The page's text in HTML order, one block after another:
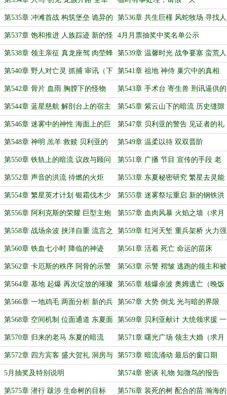
冲锋
第535章 冲滩首战 构筑堡垒 诡异的
巨树丛林
第536章 共生巨槿 风蛇牧场 寻找人
族文明
第537章 饱和推进 人族踪迹 新的怪
物
4月月票抽奖中奖名单公示
第538章 领主亲征 真龙座驾 肉茔蜂
巢与钩蠓怪
第539章 温馨时光 战争要塞 蛮荒人
族的怒吼
第540章 野人对亡灵 抓捕 审讯（下
一章13点）
第541章 祖地 神侍 巢穴中的真相
（二更7K求月票）
第542章 骨片 血雨 胸膛下的怪物
（提前发，有点事，下一章晚饭前）
第543章 手术台 寄生兽 刑讯逼供的
情报
第544章 蓝星慈航 解剖台上的宿主
和幼体（第二更时间不确定，勿等）
第545章 紫云山下的暗流 历史缝隙
的窥探
第546章 迷雾中的神性 海面上的巨
兽
第547章 贝利亚的警告 见证者的礼
物（勿等）
第548章 神明 羔羊 救赎 贝利亚的
方案
第549章 温柔以待 双双晋阶
第550章 铁轨上的暗流 议政与顾问
的分歧
第551章 广播 节目 宣传的手段 老
马的谋算
第552章 声音的洪流 待燃的火炬 第553章 东夏秘密研究 繁星去灵能
化
第554章 繁星英才计划 银霜伐木少
年（下一章晚）
第555章 迷雾祭坛重启 新的钢铁洪
流
第556章 阿利克斯的荣耀 巨型主炮
的轰鸣
第557章 血肉风暴 火焰之墙（求月
票）
第558章 战场余波 挟洋自重 流言之
威
第559章 红河天堑 重兵架桥 火力强
渡
第560章 铁血七小时 降临的神迹 第561章 活着 死亡 命运的苗床
（晚）
第562章 卡厄斯的秩序 阿骨的示警 第563章 示警 褶皱 逃跑的领主和被
突袭的基地（晚）
第564章 基地 起爆 再次绽放的璀璨
之光
第565章 核爆余波 奥姆逃亡（晚饭
前后）
第566章 一地鸡毛 两面分析 新的兵
种
第567章 大势 倒戈 光与暗的界限
（勿等）
第568章 空间机制 位面通道 东夏面
对的难题（今日双倍月票求票）
第569章 贝利亚献计 大统领求援 一
场关于海蛇的交易（月末求月票）
第570章 归来的老马 东夏的暗流
（求月票）
第571章 曙光广场 领主大婚（求月
票）
第572章 四方宾客 盛大贺礼 洞房与
食蟹（求月票）
第573章 暗流涌动 最后的窗口期
（最后一天求月票）
5月抽奖及特别说明 第574章 密谈 礼物 知微鸟的报告
第575章 潜行 跋涉 生命树的目标 第576章 装死的树 配合的苗 瀚海的